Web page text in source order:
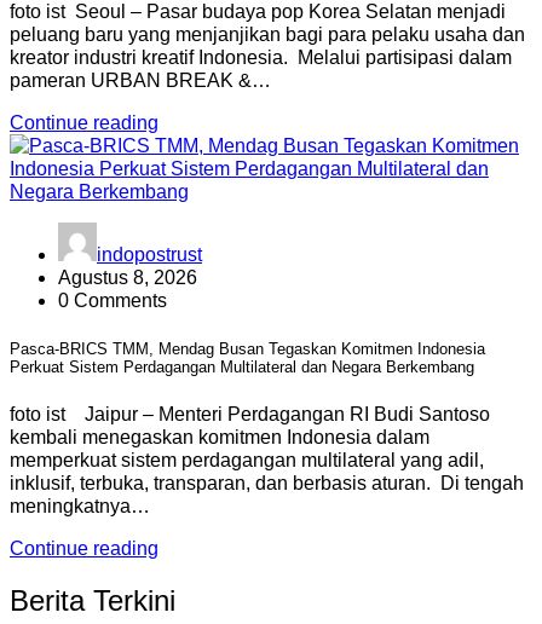
foto ist Seoul – Pasar budaya pop Korea Selatan menjadi
peluang baru yang menjanjikan bagi para pelaku usaha dan
kreator industri kreatif Indonesia. Melalui partisipasi dalam
pameran URBAN BREAK &…
Continue reading
indopostrust
Agustus 8, 2026
0 Comments
Pasca-BRICS TMM, Mendag Busan Tegaskan Komitmen Indonesia
Perkuat Sistem Perdagangan Multilateral dan Negara Berkembang
foto ist Jaipur – Menteri Perdagangan RI Budi Santoso
kembali menegaskan komitmen Indonesia dalam
memperkuat sistem perdagangan multilateral yang adil,
inklusif, terbuka, transparan, dan berbasis aturan. Di tengah
meningkatnya…
Continue reading
Berita Terkini